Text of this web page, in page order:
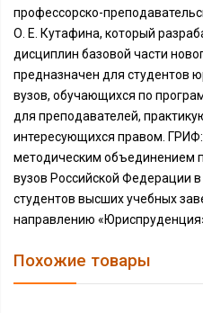
профессорско-
О. Е. Кутафина, который
дисциплин базовой части
предназначен для студентов
вузов, обучающихся по
для преподавателей,
интересующихся правом.
методическим объединением
вузов Российской Федерации
студентов высших учебных
направлению
Похожие товары